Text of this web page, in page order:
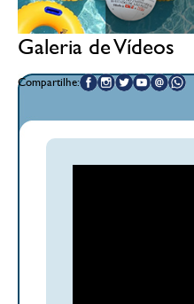
Galeria de Vídeos
Compartilhe: